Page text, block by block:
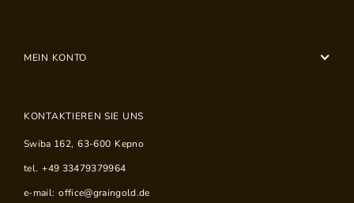
MEIN KONTO
KONTAKTIEREN SIE UNS
Swiba 162, 63-600 Kepno
tel. +49 33479379964
e-mail: office@graingold.de